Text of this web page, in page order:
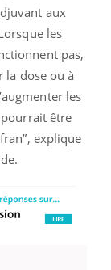
aux
les
pas,
la dose ou à
les
être
explique